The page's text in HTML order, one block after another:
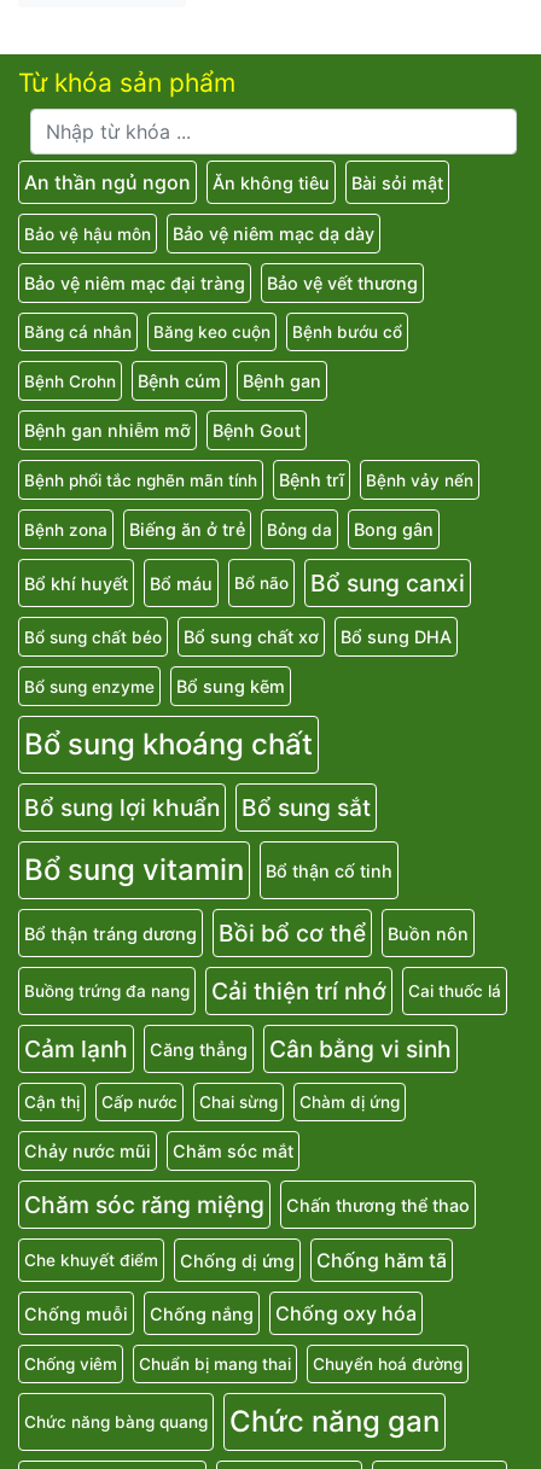
Từ khóa sản phẩm
An thần ngủ ngon Ăn không tiêu Bài sỏi mật
Bảo vệ hậu môn Bảo vệ niêm mạc dạ dày
Bảo vệ niêm mạc đại tràng Bảo vệ vết thương
Băng cá nhân Băng keo cuộn Bệnh bướu cổ
Bệnh Crohn Bệnh cúm Bệnh gan
Bệnh gan nhiễm mỡ Bệnh Gout
Bệnh phổi tắc nghẽn mãn tính Bệnh trĩ Bệnh vảy nến
Bệnh zona Biếng ăn ở trẻ Bỏng da Bong gân
Bổ khí huyết Bổ máu Bổ não Bổ sung canxi
Bổ sung chất béo Bổ sung chất xơ Bổ sung DHA
Bổ sung enzyme Bổ sung kẽm
Bổ sung khoáng chất
Bổ sung lợi khuẩn Bổ sung sắt
Bổ sung vitamin Bổ thận cố tinh
Bổ thận tráng dương Bồi bổ cơ thể Buồn nôn
Buồng trứng đa nang Cải thiện trí nhớ Cai thuốc lá
Cảm lạnh Căng thẳng Cân bằng vi sinh
Cận thị Cấp nước Chai sừng Chàm dị ứng
Chảy nước mũi Chăm sóc mắt
Chăm sóc răng miệng Chấn thương thể thao
Che khuyết điểm Chống dị ứng Chống hăm tã
Chống muỗi Chống nắng Chống oxy hóa
Chống viêm Chuẩn bị mang thai Chuyển hoá đường
Chức năng bàng quang Chức năng gan